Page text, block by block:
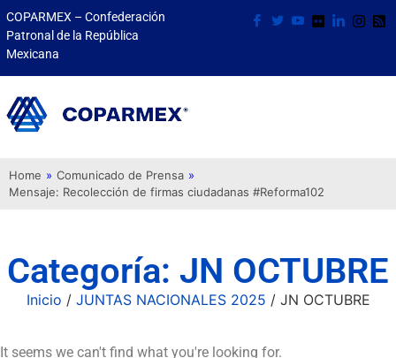
COPARMEX – Confederación
Patronal de la República
Mexicana
Home » Comunicado de Prensa »
Mensaje: Recolección de firmas ciudadanas #Reforma102
Categoría: JN OCTUBRE
Inicio / JUNTAS NACIONALES 2025 / JN OCTUBRE
It seems we can't find what you're looking for.